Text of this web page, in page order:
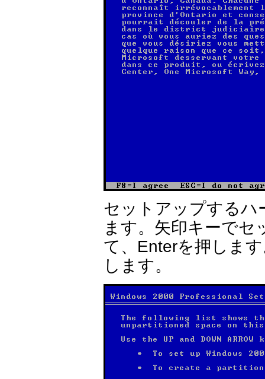
セットアップするハ
ます。矢印キーで
て、Enterを押しま
します。